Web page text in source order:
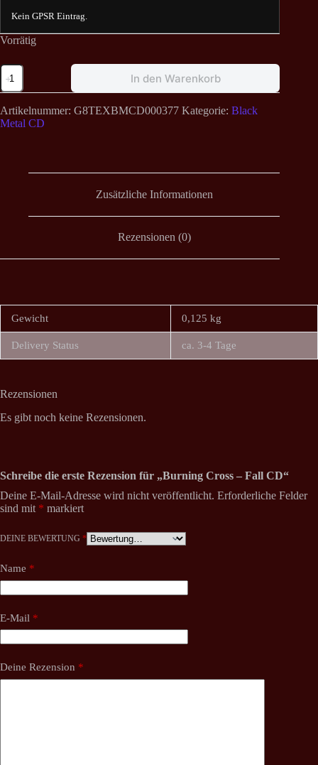
Kein GPSR Eintrag.
Vorrätig
Burning
Cross
-
Fall
CD
Menge
In den Warenkorb
Artikelnummer: G8TEXBMCD000377 Kategorie: Black
Metal CD
Zusätzliche Informationen
Rezensionen (0)
Gewicht 0,125 kg
Delivery Status ca. 3-4 Tage
Rezensionen
Es gibt noch keine Rezensionen.
Schreibe die erste Rezension für „Burning Cross – Fall CD“
Deine E-Mail-Adresse wird nicht veröffentlicht. Erforderliche Felder
sind mit * markiert
DEINE BEWERTUNG *
Name *
E-Mail *
Deine Rezension *